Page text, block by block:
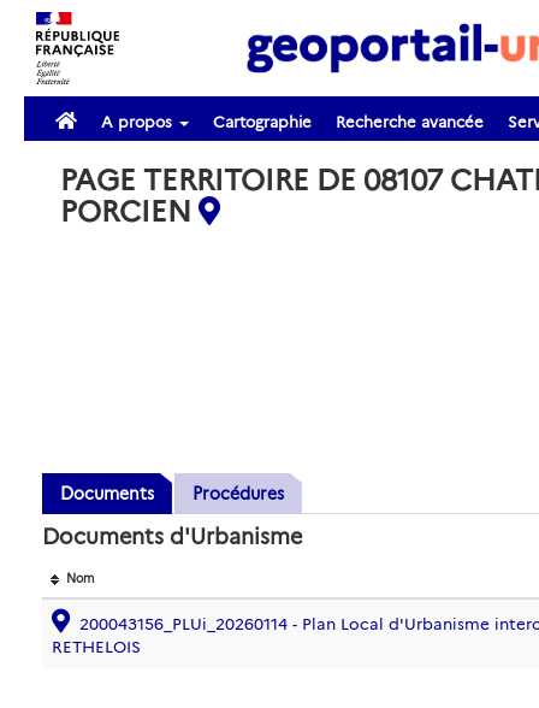
A propos Cartographie Recherche avancée
PAGE TERRITOIRE DE 08107
PORCIEN
Documents Procédures
Documents d'Urbanisme
Nom
200043156_PLUi_20260114 - Plan Local d'Urbanisme
RETHELOIS